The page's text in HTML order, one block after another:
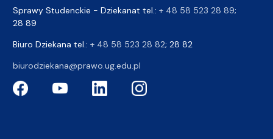
Sprawy Studenckie - Dziekanat tel.: + 48 58 523 28 89;
28 89
Biuro Dziekana tel.: + 48 58 523 28 82; 28 82
biurodziekana@prawo.ug.edu.pl